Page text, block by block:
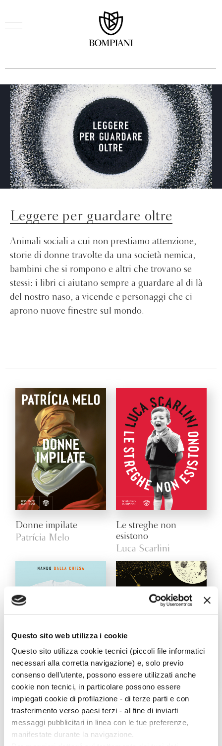
Questo sito web utilizza i cookie
Questo sito utilizza cookie tecnici (piccoli file informatici
necessari alla corretta navigazione) e, solo previo
consenso dell’utente, possono essere utilizzati anche
cookie non tecnici, in particolare possono essere
impiegati cookie di profilazione - di terze parti e con
trasferimento verso paesi terzi - al fine di inviarti
messaggi pubblicitari in linea con le tue preferenze,
manifestate durante la navigazione.
Leggere per guardare oltre
Animali sociali a cui non prestiamo attenzione,
storie di donne travolte da una società nemica,
bambini che si rompono e altri che trovano se
stessi: i libri ci aiutano sempre a guardare al di là
del nostro naso, a vicende e personaggi che ci
aprono nuove finestre sul mondo.
Donne impilate
Patrícia Melo
Le streghe non
esistono
Luca Scarlini
La legalità è un
sentimento
Nando Dalla Chiesa
Lost & Found
Kathryn Schulz